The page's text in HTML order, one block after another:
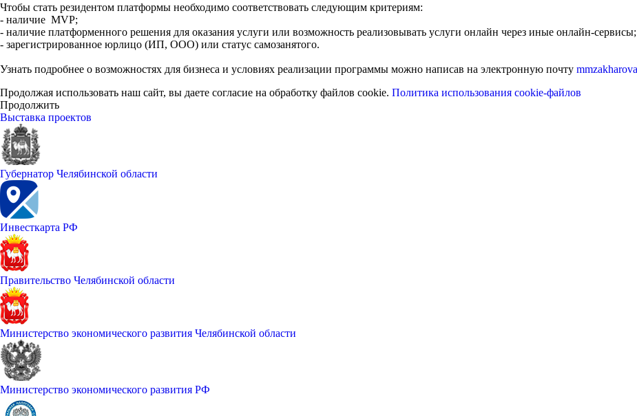
Чтобы стать резидентом платформы необходимо соответствовать следующим критериям:
- наличие MVP;
- наличие платформенного решения для оказания услуги или возможность реализовывать услуги онлайн через иные онлайн-сервисы;
- зарегистрированное юрлицо (ИП, ООО) или статус самозанятого.
Узнать подробнее о возможностях для бизнеса и условиях реализации программы можно написав на электронную почту
Продолжая использовать наш сайт, вы даете согласие на обработку файлов cookie. Политика использования cookie-файлов
Продолжить
Выставка проектов
Губернатор Челябинской области
Инвесткарта РФ
Правительство Челябинской области
Министерство экономического развития Челябинской области
Министерство экономического развития РФ